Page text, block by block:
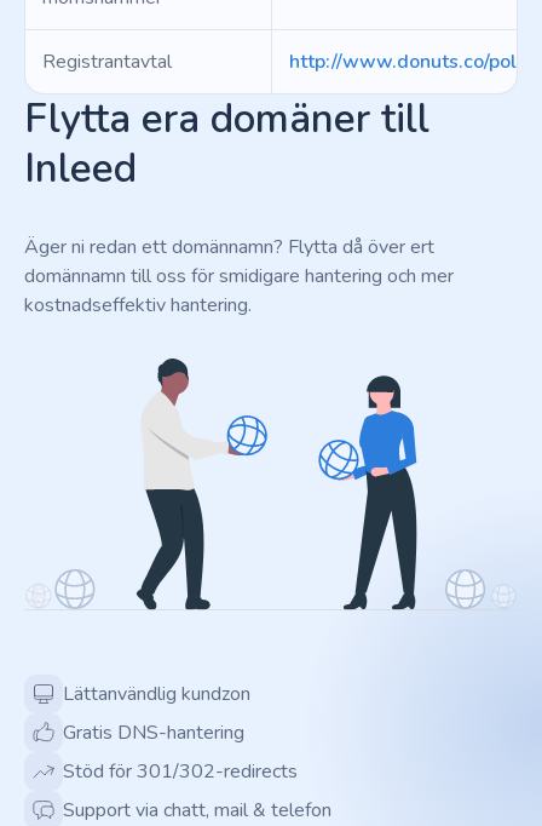
Registrantavtal http://www.donuts.co/
Flytta era domäner till
Inleed
Äger ni redan ett domännamn? Flytta då över ert
domännamn till oss för smidigare hantering och mer
kostnadseffektiv hantering.
Lättanvändlig kundzon
Gratis DNS-hantering
Stöd för 301/302-redirects
Support via chatt, mail & telefon